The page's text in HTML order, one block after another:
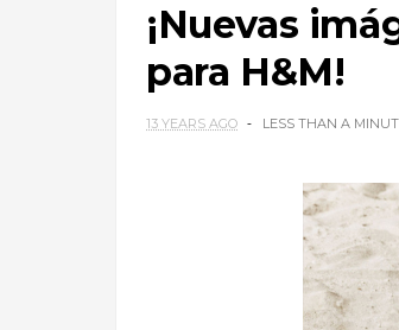
¡Nuevas
para H&M!
13 YEARS AGO LESS THAN A